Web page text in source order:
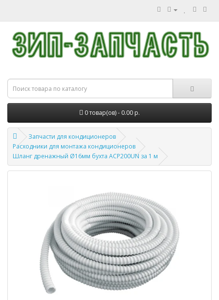
0 товар(ов) - 0.00 р.
Запчасти для кондиционеров
Расходники для монтажа кондиционеров
Шланг дренажный Ø16мм бухта ACP200UN за 1 м